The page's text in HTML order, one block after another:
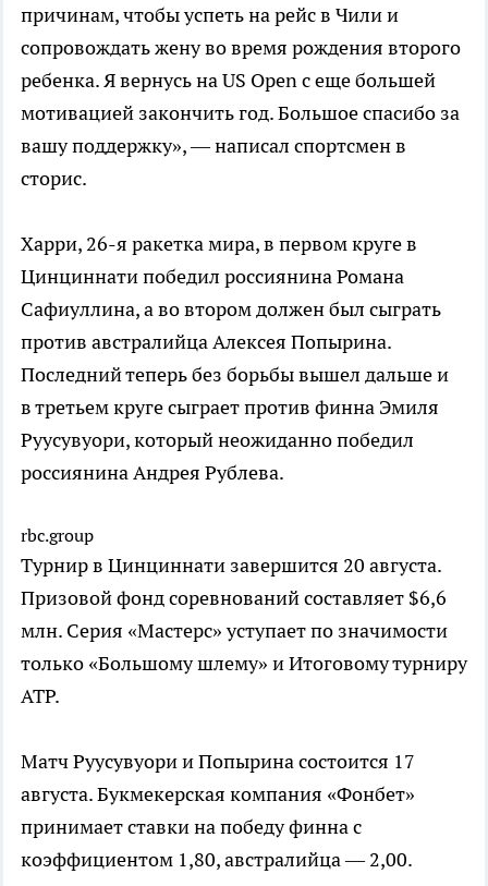
причинам, чтобы успеть на рейс в Чили и
сопровождать жену во время рождения второго
ребенка. Я вернусь на US Open с еще большей
мотивацией закончить год. Большое спасибо за
вашу поддержку», — написал спортсмен в
сторис.
Харри, 26-я ракетка мира, в первом круге в
Цинциннати победил россиянина Романа
Сафиуллина, а во втором должен был сыграть
против австралийца Алексея Попырина.
Последний теперь без борьбы вышел дальше и
в третьем круге сыграет против финна Эмиля
Руусувуори, который неожиданно победил
россиянина Андрея Рублева.
rbc.group
Турнир в Цинциннати завершится 20 августа.
Призовой фонд соревнований составляет $6,6
млн. Серия «Мастерс» уступает по значимости
только «Большому шлему» и Итоговому турниру
ATP.
Матч Руусувуори и Попырина состоится 17
августа. Букмекерская компания «Фонбет»
принимает ставки на победу финна с
коэффициентом 1,80, австралийца — 2,00.